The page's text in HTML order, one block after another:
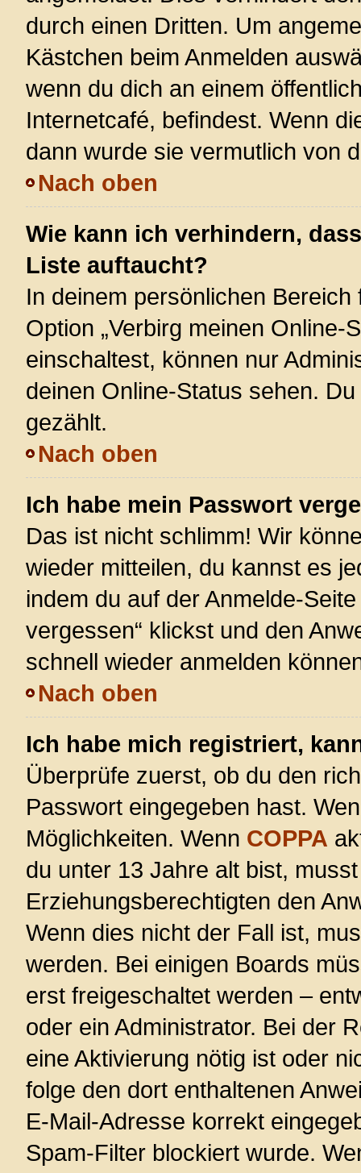
durch einen Dritten. Um
Kästchen beim Anmelden
wenn du dich an einem
Internetcafé, befindest. Wenn
dann wurde sie vermutlich von
Nach oben
Wie kann ich verhindern,
Liste auftaucht?
In deinem persönlichen
Option „Verbirg meinen Online-
einschaltest, können nur
deinen Online-Status sehen.
gezählt.
Nach oben
Ich habe mein Passwort
Das ist nicht schlimm! Wir
wieder mitteilen, du kannst es
indem du auf der Anmelde-
vergessen“ klickst und den
schnell wieder anmelden
Nach oben
Ich habe mich registriert,
Überprüfe zuerst, ob du den
Passwort eingegeben hast.
Möglichkeiten. Wenn COPPA
du unter 13 Jahre alt bist,
Erziehungsberechtigten den
Wenn dies nicht der Fall ist,
werden. Bei einigen Boards
erst freigeschaltet werden –
oder ein Administrator. Bei der
eine Aktivierung nötig ist oder
folge den dort enthaltenen
E-Mail-Adresse korrekt
Spam-Filter blockiert wurde.